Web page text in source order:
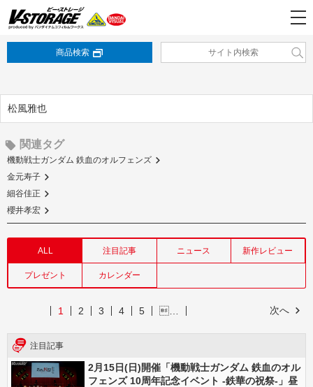
商品検索
松風雅也
関連タグ
機動戦士ガンダム 鉄血のオルフェンズ
金元寿子
細谷佳正
櫻井孝宏
ALL 注目記事 ニュース 新作レビュー
プレゼント カレンダー
次へ
1 2 3 4 5 …
注目記事
2月15日(日)開催「機動戦士ガンダム 鉄血のオル
フェンズ 10周年記念イベント -鉄華の祝祭-」昼